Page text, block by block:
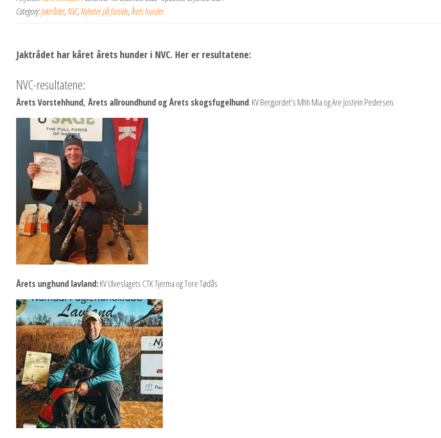
Category:Jaktrådet,NVC,Nyheter på forside,Årets hunder
Jaktrådet har kåret årets hunder i NVC. Her er resultatene:
NVC-resultatene:
Årets Vorstehhund, Årets allroundhund og Årets skogsfugelhund: KV Bergjordet’s Mhh Mia og Are Jostein Pedersen.
Årets unghund lavland:KV Ulveslagets CTK Tjerma og Tore Tødås